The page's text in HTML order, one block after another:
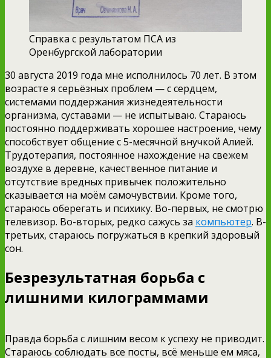
Справка с результатом ПСА из
Оренбургской лаборатории
30 августа 2019 года мне исполнилось 70 лет. В этом
возрасте я серьёзных проблем — с сердцем,
системами поддержания жизнедеятельности
организма, суставами — не испытываю. Стараюсь
постоянно поддерживать хорошее настроение, чему
способствует общение с 5-месячной внучкой Алией.
Трудотерапия, постоянное нахождение на свежем
воздухе в деревне, качественное питание и
отсутствие вредных привычек положительно
сказывается на моём самочувствии. Кроме того,
стараюсь оберегать и психику. Во-первых, не смотрю
телевизор. Во-вторых, редко сажусь за компьютер. В-
третьих, стараюсь погружаться в крепкий здоровый
сон.
Безрезультатная борьба с
лишними килограммами
Правда борьба с лишним весом к успеху не приводит.
Стараюсь соблюдать все посты, всё меньше ем мяса,